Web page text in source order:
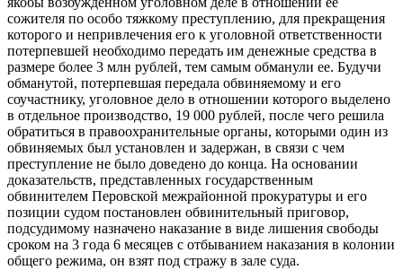
сожителя по особо тяжкому преступлению, для прекращения
которого и непривлечения его к уголовной ответственности
потерпевшей необходимо передать им денежные средства в
размере более 3 млн рублей, тем самым обманули ее. Будучи
обманутой, потерпевшая передала обвиняемому и его
соучастнику, уголовное дело в отношении которого выделено
в отдельное производство, 19 000 рублей, после чего решила
обратиться в правоохранительные органы, которыми один из
обвиняемых был установлен и задержан, в связи с чем
преступление не было доведено до конца. На основании
доказательств, представленных государственным
обвинителем Перовской межрайонной прокуратуры и его
позиции судом постановлен обвинительный приговор,
подсудимому назначено наказание в виде лишения свободы
сроком на 3 года 6 месяцев с отбыванием наказания в колонии
общего режима, он взят под стражу в зале суда.